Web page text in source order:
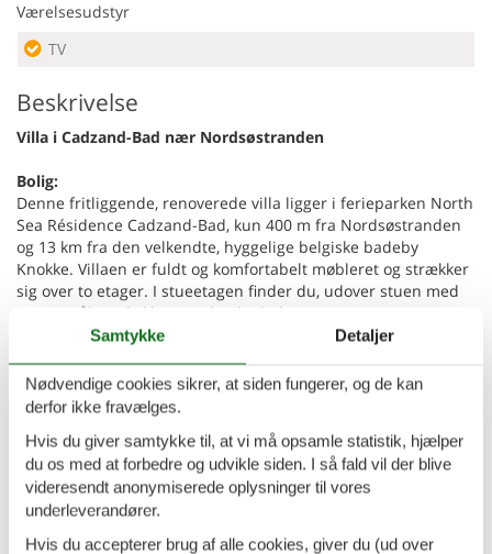
Værelsesudstyr
TV
Beskrivelse
Villa i Cadzand-Bad nær Nordsøstranden
Bolig:
Denne fritliggende, renoverede villa ligger i ferieparken North
Sea Résidence Cadzand-Bad, kun 400 m fra Nordsøstranden
og 13 km fra den velkendte, hyggelige belgiske badeby
Knokke. Villaen er fuldt og komfortabelt møbleret og strækker
sig over to etager. I stueetagen finder du, udover stuen med
TV og et åbent køkken med mikrobølgeovn og
opvaskemaskine, et soveværelse til 2 personer med eget
til din rådighed. På første sal finder du tre dobbeltværelser.
Der er også et badeværelse med bruser og en dejlig infrarød
sauna. Perfekt til fuldstændig afslapning. Der er et andet
separat toilet på reposen. Alle senge er enkeltsenge med
boxmadras, som enten skubbes sammen til en dobbeltseng
eller står separat i en dobbeltværelsesopsætning. Gennem
terrassedørene kommer du ud i haven med en overdækket
terrasse med havemøbler. Der er parkering til to biler ved
Samtykke Detaljer
Nødvendige cookies sikrer, at siden fungerer, og de kan
derfor ikke fravælges.
Hvis du giver samtykke til, at vi må opsamle statistik, hjælper
du os med at forbedre og udvikle siden. I så fald vil der blive
videresendt anonymiserede oplysninger til vores
underleverandører.
Hvis du accepterer brug af alle cookies, giver du (ud over